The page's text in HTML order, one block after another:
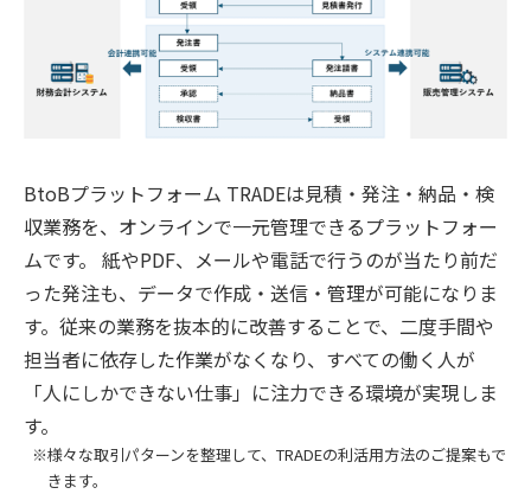
BtoBプラットフォーム TRADEは見積・発注・納品・検
収業務を、オンラインで一元管理できるプラットフォー
ムです。 紙やPDF、メールや電話で行うのが当たり前だ
った発注も、データで作成・送信・管理が可能になりま
す。従来の業務を抜本的に改善することで、二度手間や
担当者に依存した作業がなくなり、すべての働く人が
「人にしかできない仕事」に注力できる環境が実現しま
す。
様々な取引パターンを整理して、TRADEの利活用方法のご提案もで
きます。